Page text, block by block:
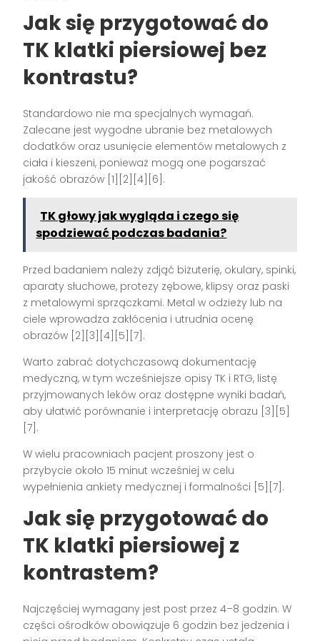
Jak się przygotować do
TK klatki piersiowej bez
kontrastu?
Standardowo nie ma specjalnych wymagań.
Zalecane jest wygodne ubranie bez metalowych
dodatków oraz usunięcie elementów metalowych z
ciała i kieszeni, ponieważ mogą one pogarszać
jakość obrazów [1][2][4][6].
TK głowy jak wygląda i czego się
spodziewać podczas badania?
Przed badaniem należy zdjąć biżuterię, okulary, spinki,
aparaty słuchowe, protezy zębowe, klipsy oraz paski
z metalowymi sprzączkami. Metal w odzieży lub na
ciele wprowadza zakłócenia i utrudnia ocenę
obrazów [2][3][4][5][7].
Warto zabrać dotychczasową dokumentację
medyczną, w tym wcześniejsze opisy TK i RTG, listę
przyjmowanych leków oraz dostępne wyniki badań,
aby ułatwić porównanie i interpretację obrazu [3][5]
[7].
W wielu pracowniach pacjent proszony jest o
przybycie około 15 minut wcześniej w celu
wypełnienia ankiety medycznej i formalności [5][7].
Jak się przygotować do
TK klatki piersiowej z
kontrastem?
Najczęściej wymagany jest post przez 4–8 godzin. W
części ośrodków obowiązuje 6 godzin bez jedzenia i